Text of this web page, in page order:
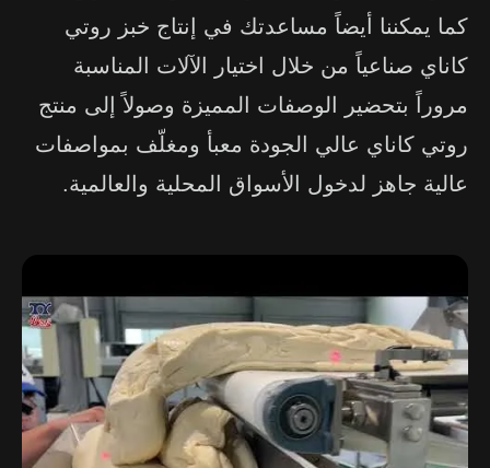
كما يمكننا أيضاً مساعدتك في إنتاج خبز روتي
كاناي صناعياً من خلال اختيار الآلات المناسبة
مروراً بتحضير الوصفات المميزة وصولاً إلى منتج
روتي كاناي عالي الجودة معبأ ومغلّف بمواصفات
عالية جاهز لدخول الأسواق المحلية والعالمية.